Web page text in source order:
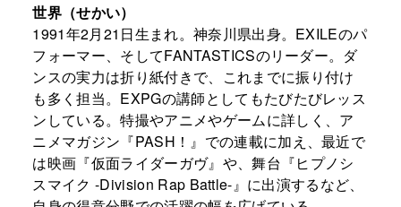
世界（せかい）
1991年2月21日生まれ。神奈川県出身。EXILEのパ
フォーマー、そしてFANTASTICSのリーダー。ダ
ンスの実力は折り紙付きで、これまでに振り付け
も多く担当。EXPGの講師としてもたびたびレッス
ンしている。特撮やアニメやゲームに詳しく、ア
ニメマガジン『PASH！』での連載に加え、最近で
は映画『仮面ライダーガヴ』や、舞台『ヒプノシ
スマイク -Division Rap Battle-』に出演するなど、